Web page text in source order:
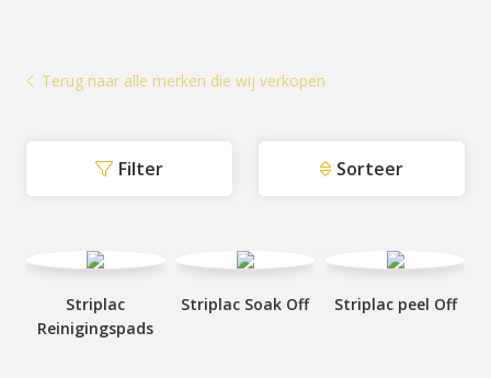
Terug naar alle merken die wij verkopen
Filter Sorteer
Striplac
Reinigingspads
Striplac Soak Off Striplac peel Off